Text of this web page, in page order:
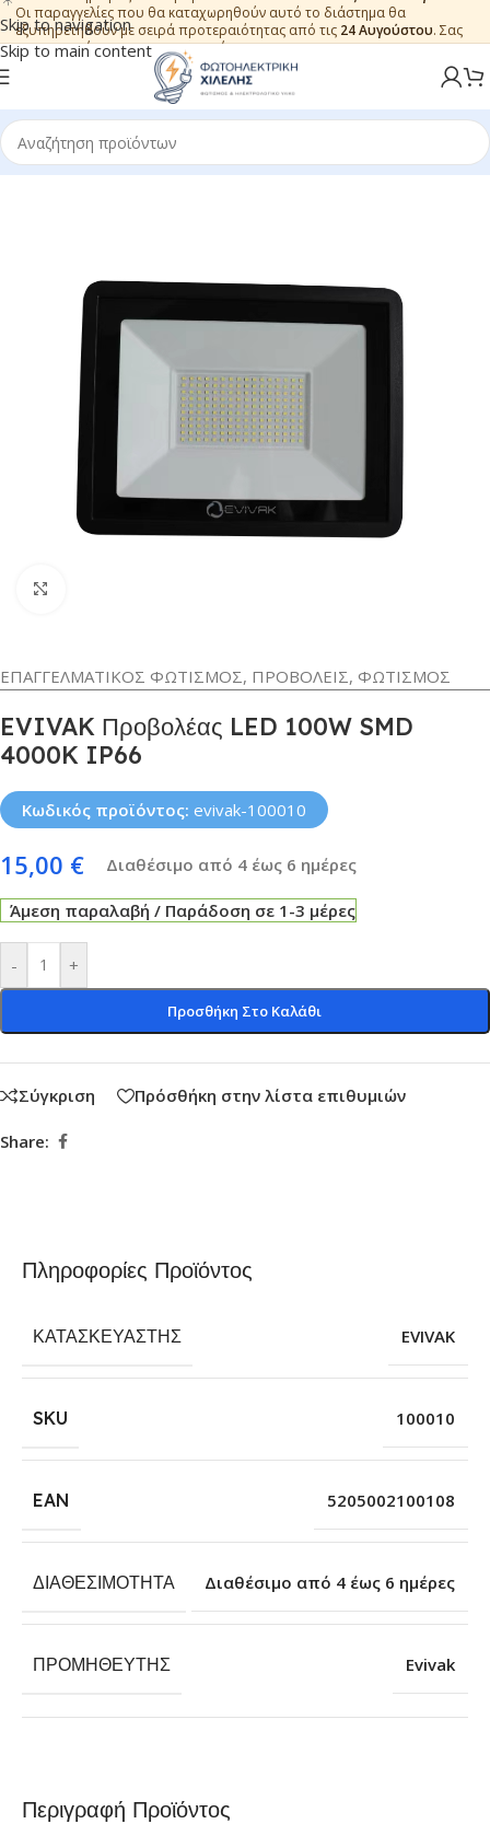
Skip to navigation
Skip to main content
Οι παραγγελίες που θα καταχωρηθούν αυτό το διάστημα θα
εξυπηρετηθούν με σειρά προτεραιότητας από τις 24 Αυγούστου. Σας
ευχαριστούμε για την εμπιστοσύνη.
ΕΠΑΓΓΕΛΜΑΤΙΚΟΣ ΦΩΤΙΣΜΟΣ, ΠΡΟΒΟΛΕΙΣ, ΦΩΤΙΣΜΟΣ
EVIVAK Προβολέας LED 100W SMD
4000K IP66
Κωδικός προϊόντος: evivak-100010
15,00 € Διαθέσιμο από 4 έως 6 ημέρες
Άμεση παραλαβή / Παράδοση σε 1-3 μέρες
- +
Προσθήκη Στο Καλάθι
Σύγκριση Πρόσθήκη στην λίστα επιθυμιών
Share:
Περιγραφή Προϊόντος
Πληροφορίες Προϊόντος
ΚΑΤΑΣΚΕΥΑΣΤΉΣ EVIVAK
SKU 100010
EAN 5205002100108
ΔΙΑΘΕΣΙΜΌΤΗΤΑ Διαθέσιμο από 4 έως 6 ημέρες
ΠΡΟΜΗΘΕΥΤΉΣ Evivak